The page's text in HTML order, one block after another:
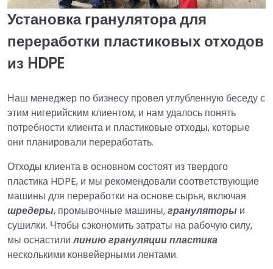
Установка гранулятора для
переработки пластиковых отходов
из HDPE
Наш менеджер по бизнесу провел углубленную беседу с
этим нигерийским клиентом, и нам удалось понять
потребности клиента и пластиковые отходы, которые
они планировали переработать.
Отходы клиента в основном состоят из твердого
пластика HDPE, и мы рекомендовали соответствующие
машины для переработки на основе сырья, включая
шредеры, промывочные машины,грануляторы и
сушилки. Чтобы сэкономить затраты на рабочую силу,
мы оснастилилинию грануляции пластика
несколькими конвейерными лентами.